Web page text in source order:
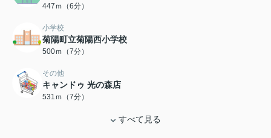
447ｍ（6分）
小学校
菊陽町立菊陽西小学校
500ｍ（7分）
その他
キャンドゥ 光の森店
531ｍ（7分）
すべて見る